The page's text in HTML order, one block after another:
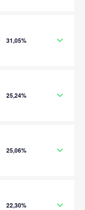
31,05%
25,24%
25,06%
22,30%